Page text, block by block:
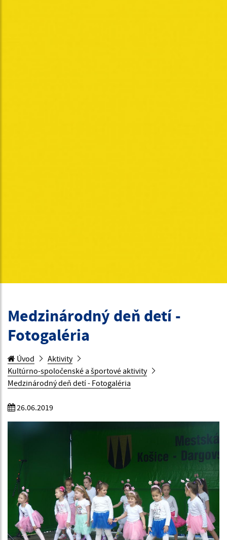
Medzinárodný deň detí -
Fotogaléria
Úvod
Aktivity
Kultúrno-spoločenské a športové aktivity
Medzinárodný deň detí - Fotogaléria
26.06.2019